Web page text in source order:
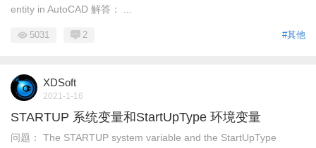
entity in AutoCAD 解答： ...
#其他
5031 2
XDSoft
2021-1-16
STARTUP 系统变量和StartUpType 环境变量
问题： The STARTUP system variable and the StartUpType